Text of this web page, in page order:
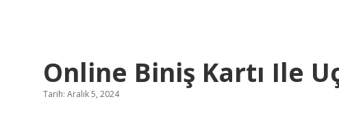
Online Biniş Kartı Ile
Tarih: Aralık 5, 2024